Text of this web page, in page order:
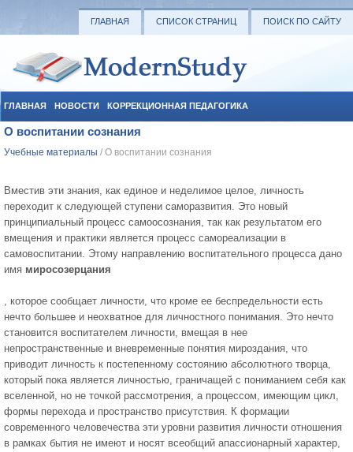
ГЛАВНАЯ СПИСОК СТРАНИЦ ПОИСК ПО САЙТУ
ГЛАВНАЯ НОВОСТИ КОРРЕКЦИОННАЯ ПЕДАГОГИКА
СОЦИАЛЬНАЯ ПЕДАГОГИКА УЧЕБНЫЕ МАТЕРИАЛЫ
О воспитании сознания
Учебные материалы / О воспитании сознания
Вместив эти знания, как единое и неделимое целое, личность
переходит к следующей ступени саморазвития. Это новый
принципиальный процесс самоосознания, так как результатом его
вмещения и практики является процесс самореализации в
самовоспитании. Этому направлению воспитательного процесса дано
имя миросозерцания
, которое сообщает личности, что кроме ее беспредельности есть
нечто большее и неохватное для личностного понимания. Это нечто
становится воспитателем личности, вмещая в нее
непространственные и вневременные понятия мироздания, что
приводит личность к постепенному состоянию абсолютного творца,
который пока является личностью, граничащей с пониманием себя как
вселенной, но не точкой рассмотрения, а процессом, имеющим цикл,
формы перехода и пространство присутствия. К формации
современного человечества эти уровни развития личности отношения
в рамках бытия не имеют и носят всеобщий апассионарный характер,